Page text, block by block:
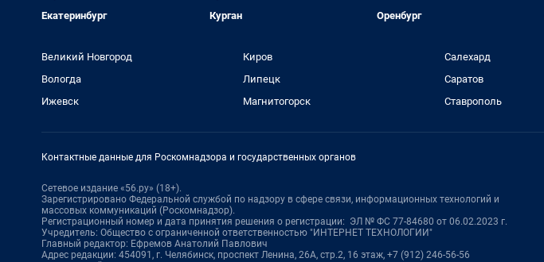
Екатеринбург
Курган
Оренбург
Великий Новгород
Вологда
Ижевск
Киров
Липецк
Магнитогорск
Салехард
Саратов
Ставрополь
Контактные данные для Роскомнадзора и государственных органов
Сетевое издание «56.ру» (18+).
Зарегистрировано Федеральной службой по надзору в сфере связи, информационных технологий и
массовых коммуникаций (Роскомнадзор).
Регистрационный номер и дата принятия решения о регистрации: ЭЛ № ФС 77-84680 от 06.02.2023 г.
Учредитель: Общество с ограниченной ответственностью "ИНТЕРНЕТ ТЕХНОЛОГИИ"
Главный редактор: Ефремов Анатолий Павлович
Адрес редакции: 454091, г. Челябинск, проспект Ленина, 26А, стр.2, 16 этаж, +7 (912) 246-56-56